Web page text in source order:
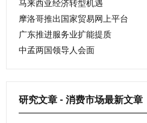
马来西亚经济转型机遇
摩洛哥推出国家贸易网上平台
广东推进服务业扩能提质
中孟两国领导人会面
研究文章 - 消费市场最新文章